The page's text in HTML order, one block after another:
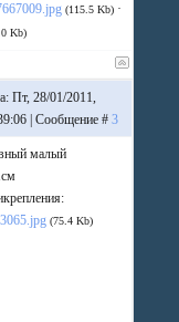
(115.5 Kb) ·
Kb)
Пт, 28/01/2011,
| Сообщение #3
малый
(75.4 Kb)